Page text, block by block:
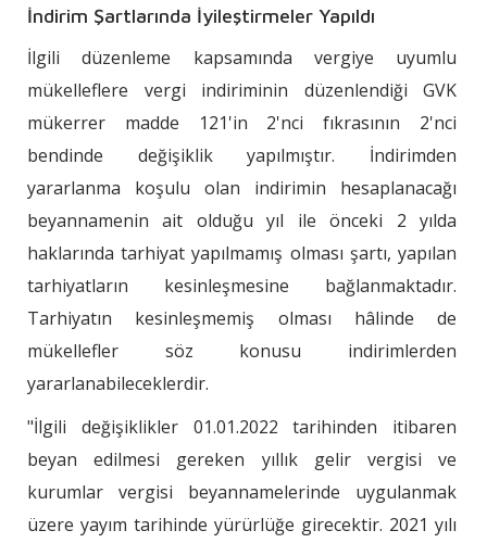
İndirim Şartlarında İyileştirmeler Yapıldı
İlgili düzenleme kapsamında vergiye uyumlu
mükelleflere vergi indiriminin düzenlendiği GVK
mükerrer madde 121'in 2'nci fıkrasının 2'nci
bendinde değişiklik yapılmıştır. İndirimden
yararlanma koşulu olan indirimin hesaplanacağı
beyannamenin ait olduğu yıl ile önceki 2 yılda
haklarında tarhiyat yapılmamış olması şartı, yapılan
tarhiyatların kesinleşmesine bağlanmaktadır.
Tarhiyatın kesinleşmemiş olması hâlinde de
mükellefler söz konusu indirimlerden
yararlanabileceklerdir.
"İlgili değişiklikler 01.01.2022 tarihinden itibaren
beyan edilmesi gereken yıllık gelir vergisi ve
kurumlar vergisi beyannamelerinde uygulanmak
üzere yayım tarihinde yürürlüğe girecektir. 2021 yılı